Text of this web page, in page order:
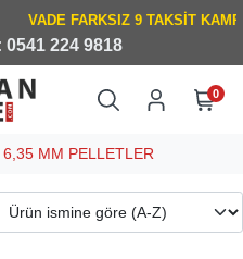
224 9818
0
6,35 MM PELLETLER